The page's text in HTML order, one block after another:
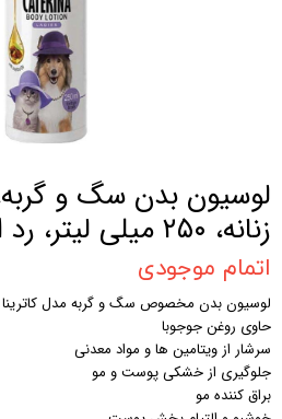
لوسیون بدن سگ و گربه،
زنانه، ۲۵۰ میلی لیتر، رد اسپرینگ
اتمام موجودی
لوسیون بدن مخصوص سگ و گربه مدل کاترینا
حاوی روغن جوجوبا
سرشار از ویتامین ها و مواد معدنی
جلوگیری از خشکی پوست و مو
براق کننده مو